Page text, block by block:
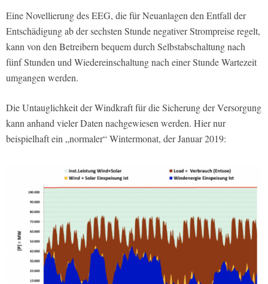
Eine Novellierung des EEG, die für Neuanlagen den Entfall der
Entschädigung ab der sechsten Stunde negativer Strompreise regelt,
kann von den Betreibern bequem durch Selbstabschaltung nach
fünf Stunden und Wiedereinschaltung nach einer Stunde Wartezeit
umgangen werden.
Die Untauglichkeit der Windkraft für die Sicherung der Versorgung
kann anhand vieler Daten nachgewiesen werden. Hier nur
beispielhaft ein „normaler“ Wintermonat, der Januar 2019: